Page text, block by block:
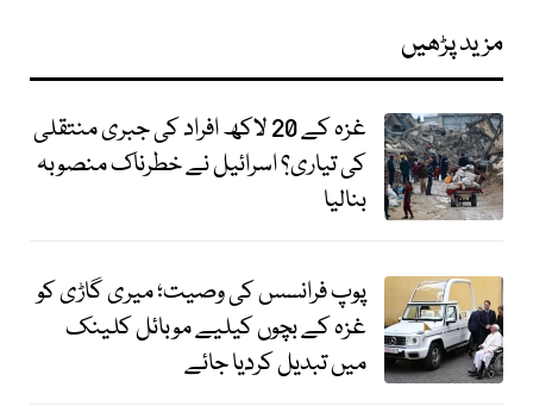
مزید پڑھیں
غزہ کے 20 لاکھ افراد کی جبری منتقلی
کی تیاری؟ اسرائیل نے خطرناک منصوبہ
بنالیا
پوپ فرانسس کی وصیت؛ میری گاڑی کو
غزہ کے بچوں کیلیے موبائل کلینک
میں تبدیل کردیا جائے